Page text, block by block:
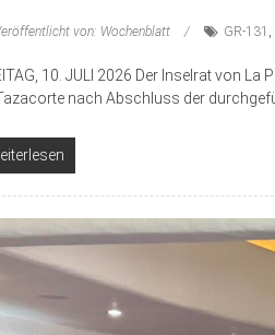
von: Wochenblatt GR-131 ,
10. JULI 2026 Der Inselrat von
nach Abschluss der